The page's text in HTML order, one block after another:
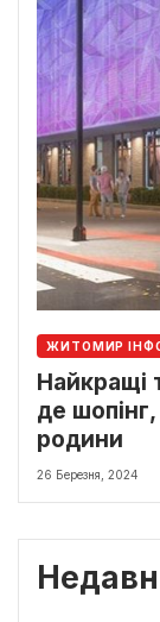
ЖИТОМИР
Найкращі
де шопінг,
родини
26 Березня, 2024